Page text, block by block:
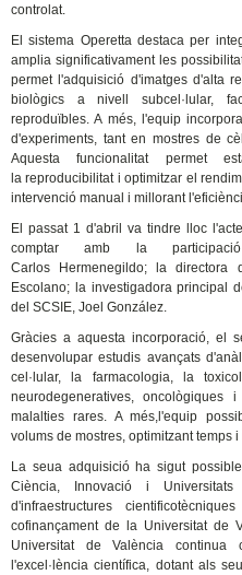
controlat.
El sistema Operetta destaca per
amplia significativament les
permet l'adquisició d'imatges d'alta
biològics a nivell subcel·lular,
reproduïbles. A més, l'equip
d'experiments, tant en mostres de
Aquesta funcionalitat permet
la reproducibilitat i optimitzar el
intervenció manual i millorant
El passat 1 d'abril va tindre lloc
comptar amb la
Carlos Hermenegildo; la directora
Escolano; la investigadora principal
del SCSIE, Joel González.
Gràcies a aquesta incorporació, el
desenvolupar estudis avançats
cel·lular, la farmacologia, la
neurodegeneratives,
malalties rares. A més,l'equip
volums de mostres, optimitzant temps
La seua adquisició ha sigut
Ciència, Innovació i
d'infraestructures
cofinançament de la Universitat de
Universitat de València continua
l'excel·lència científica, dotant als